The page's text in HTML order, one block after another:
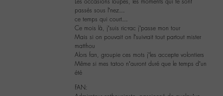
passés sous l’nez…
ce temps qui court…
Ce mois là, j’suis ric-rac j’passe mon tour
Mais si on pouvait on l’suivrait tout partout mister
matthou
Alors fan, groupie ces mots j’les accepte volontiers
Même si mes tatoo n’auront duré que le temps d’un
été
FAN: